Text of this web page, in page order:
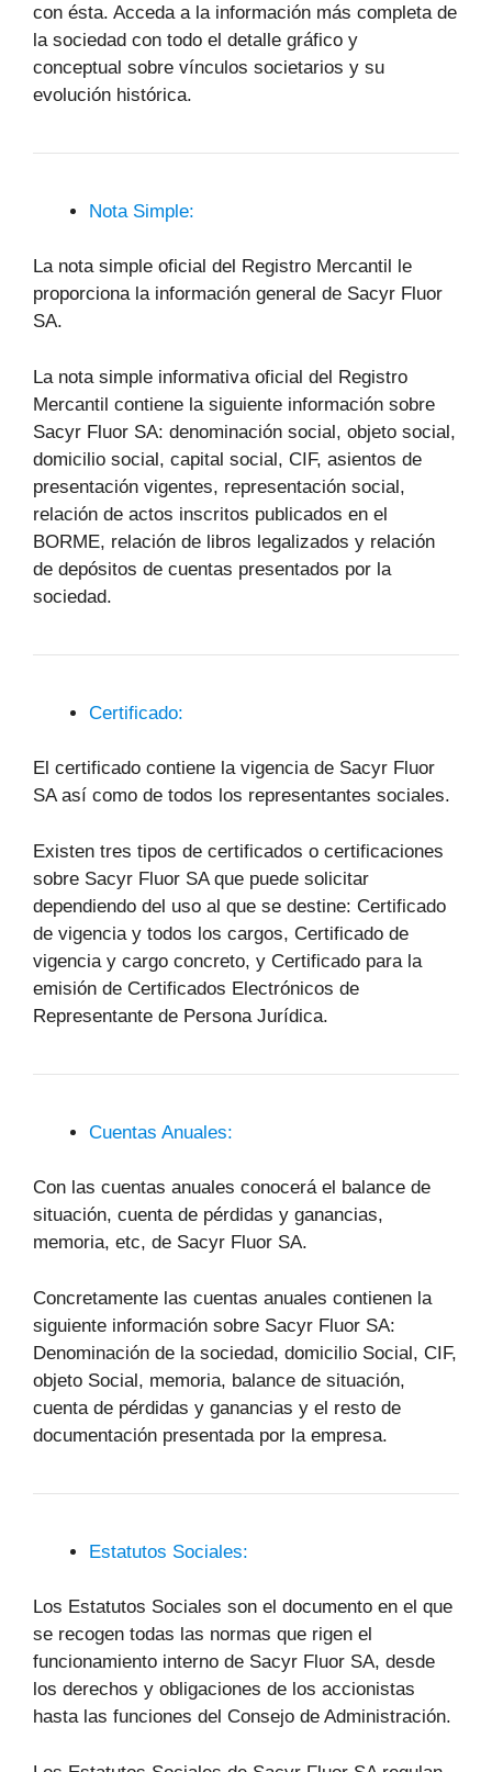
con ésta. Acceda a la información más completa de
la sociedad con todo el detalle gráfico y
conceptual sobre vínculos societarios y su
evolución histórica.
Nota Simple:
La nota simple oficial del Registro Mercantil le
proporciona la información general de Sacyr Fluor
SA.
La nota simple informativa oficial del Registro
Mercantil contiene la siguiente información sobre
Sacyr Fluor SA: denominación social, objeto social,
domicilio social, capital social, CIF, asientos de
presentación vigentes, representación social,
relación de actos inscritos publicados en el
BORME, relación de libros legalizados y relación
de depósitos de cuentas presentados por la
sociedad.
Certificado:
El certificado contiene la vigencia de Sacyr Fluor
SA así como de todos los representantes sociales.
Existen tres tipos de certificados o certificaciones
sobre Sacyr Fluor SA que puede solicitar
dependiendo del uso al que se destine: Certificado
de vigencia y todos los cargos, Certificado de
vigencia y cargo concreto, y Certificado para la
emisión de Certificados Electrónicos de
Representante de Persona Jurídica.
Cuentas Anuales:
Con las cuentas anuales conocerá el balance de
situación, cuenta de pérdidas y ganancias,
memoria, etc, de Sacyr Fluor SA.
Concretamente las cuentas anuales contienen la
siguiente información sobre Sacyr Fluor SA:
Denominación de la sociedad, domicilio Social, CIF,
objeto Social, memoria, balance de situación,
cuenta de pérdidas y ganancias y el resto de
documentación presentada por la empresa.
Estatutos Sociales:
Los Estatutos Sociales son el documento en el que
se recogen todas las normas que rigen el
funcionamiento interno de Sacyr Fluor SA, desde
los derechos y obligaciones de los accionistas
hasta las funciones del Consejo de Administración.